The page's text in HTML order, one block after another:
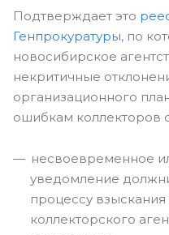
Подтверждает это
Генпрокуратуры, по
новосибирское
некритичные
организационного
ошибкам коллекторов
несвоевременное
уведомление
процессу
коллекторского